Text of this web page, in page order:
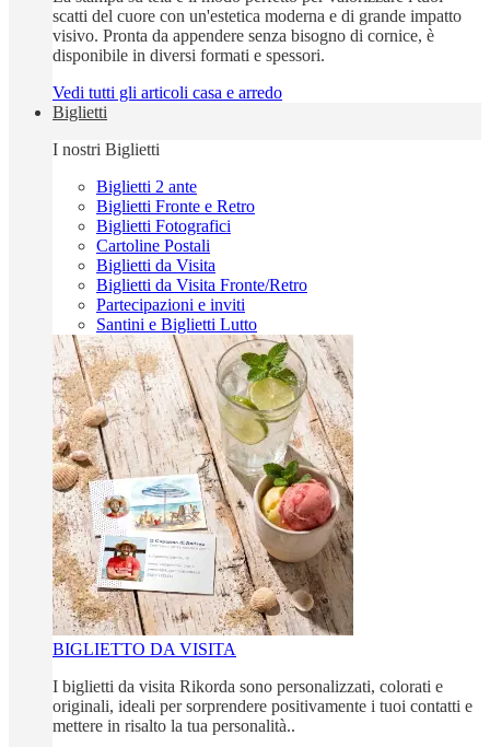
scatti del cuore con un'estetica moderna e di grande impatto
visivo. Pronta da appendere senza bisogno di cornice, è
disponibile in diversi formati e spessori.
Vedi tutti gli articoli casa e arredo
Biglietti
I nostri Biglietti
Biglietti 2 ante
Biglietti Fronte e Retro
Biglietti Fotografici
Cartoline Postali
Biglietti da Visita
Biglietti da Visita Fronte/Retro
Partecipazioni e inviti
Santini e Biglietti Lutto
BIGLIETTO DA VISITA
I biglietti da visita Rikorda sono personalizzati, colorati e
originali, ideali per sorprendere positivamente i tuoi contatti e
mettere in risalto la tua personalità..